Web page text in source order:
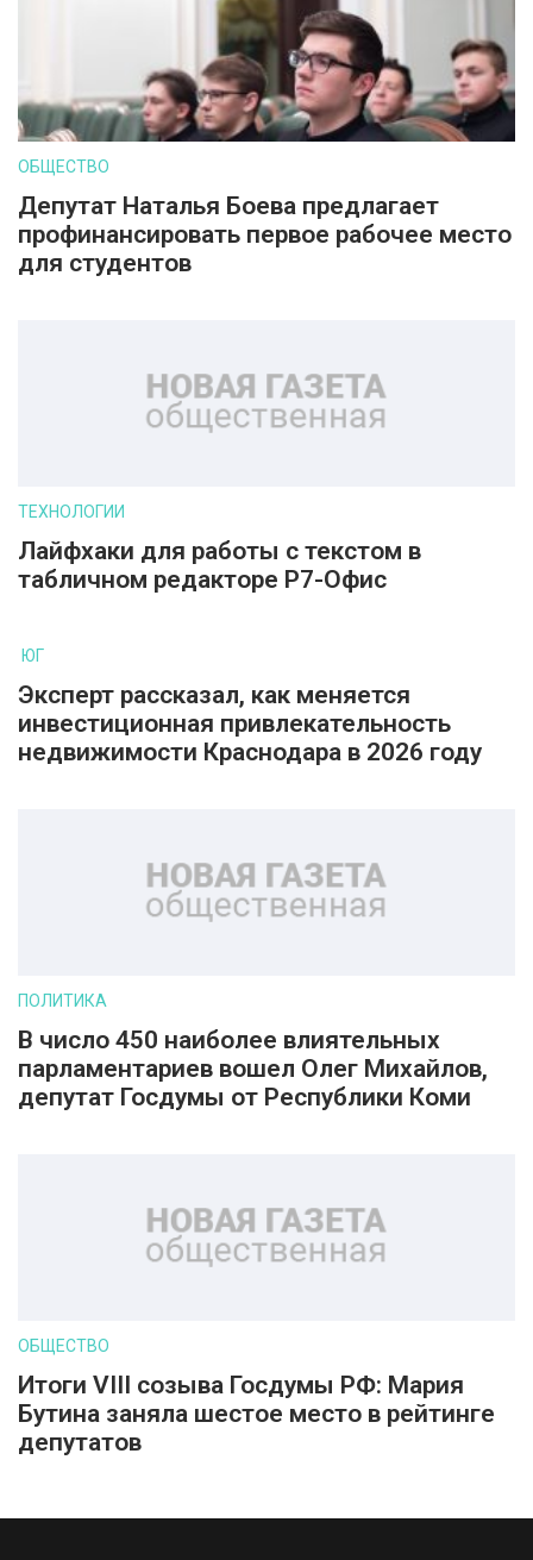
ОБЩЕСТВО
Депутат Наталья Боева предлагает
профинансировать первое рабочее место
для студентов
ТЕХНОЛОГИИ
Лайфхаки для работы с текстом в
табличном редакторе Р7-Офис
ЮГ
Эксперт рассказал, как меняется
инвестиционная привлекательность
недвижимости Краснодара в 2026 году
ПОЛИТИКА
В число 450 наиболее влиятельных
парламентариев вошел Олег Михайлов,
депутат Госдумы от Республики Коми
ОБЩЕСТВО
Итоги VIII созыва Госдумы РФ: Мария
Бутина заняла шестое место в рейтинге
депутатов